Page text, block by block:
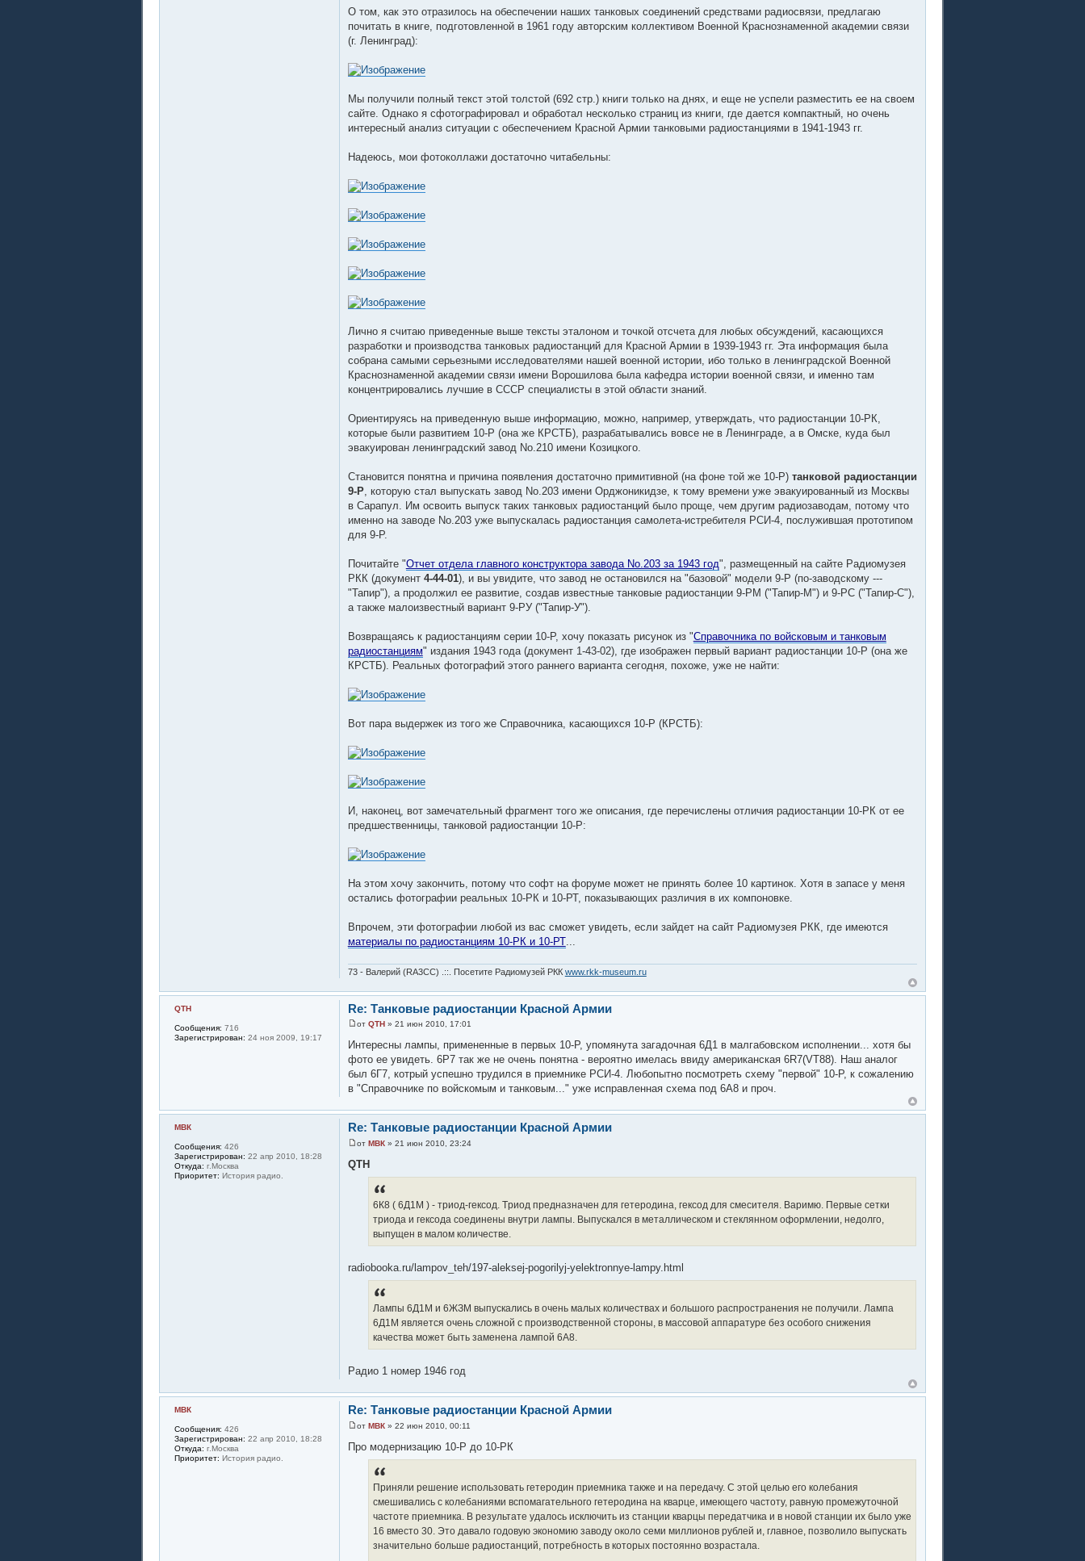
О том, как это отразилось на обеспечении наших танковых соединений средствами радиосвязи, предлагаю
почитать в книге, подготовленной в 1961 году авторским коллективом Военной Краснознаменной академии связи
(г. Ленинград):
Мы получили полный текст этой толстой (692 стр.) книги только на днях, и еще не успели разместить ее на своем
сайте. Однако я сфотографировал и обработал несколько страниц из книги, где дается компактный, но очень
интересный анализ ситуации с обеспечением Красной Армии танковыми радиостанциями в 1941-1943 гг.
Надеюсь, мои фотоколлажи достаточно читабельны:
Лично я считаю приведенные выше тексты эталоном и точкой отсчета для любых обсуждений, касающихся
разработки и производства танковых радиостанций для Красной Армии в 1939-1943 гг. Эта информация была
собрана самыми серьезными исследователями нашей военной истории, ибо только в ленинградской Военной
Краснознаменной академии связи имени Ворошилова была кафедра истории военной связи, и именно там
концентрировались лучшие в СССР специалисты в этой области знаний.
Ориентируясь на приведенную выше информацию, можно, например, утверждать, что радиостанции 10-РК,
которые были развитием 10-Р (она же КРСТБ), разрабатывались вовсе не в Ленинграде, а в Омске, куда был
эвакуирован ленинградский завод No.210 имени Козицкого.
Становится понятна и причина появления достаточно примитивной (на фоне той же 10-Р) танковой радиостанции
9-Р, которую стал выпускать завод No.203 имени Орджоникидзе, к тому времени уже эвакуированный из Москвы
в Сарапул. Им освоить выпуск таких танковых радиостанций было проще, чем другим радиозаводам, потому что
именно на заводе No.203 уже выпускалась радиостанция самолета-истребителя РСИ-4, послужившая прототипом
для 9-Р.
Почитайте "Отчет отдела главного конструктора завода No.203 за 1943 год", размещенный на сайте Радиомузея
РКК (документ 4-44-01), и вы увидите, что завод не остановился на "базовой" модели 9-Р (по-заводскому ---
"Тапир"), а продолжил ее развитие, создав известные танковые радиостанции 9-РМ ("Тапир-М") и 9-РС ("Тапир-С"),
а также малоизвестный вариант 9-РУ ("Тапир-У").
Возвращаясь к радиостанциям серии 10-Р, хочу показать рисунок из "Справочника по войсковым и танковым
радиостанциям" издания 1943 года (документ 1-43-02), где изображен первый вариант радиостанции 10-Р (она же
КРСТБ). Реальных фотографий этого раннего варианта сегодня, похоже, уже не найти:
Вот пара выдержек из того же Справочника, касающихся 10-Р (КРСТБ):
И, наконец, вот замечательный фрагмент того же описания, где перечислены отличия радиостанции 10-РК от ее
предшественницы, танковой радиостанции 10-Р:
На этом хочу закончить, потому что софт на форуме может не принять более 10 картинок. Хотя в запасе у меня
остались фотографии реальных 10-РК и 10-РТ, показывающих различия в их компоновке.
Впрочем, эти фотографии любой из вас сможет увидеть, если зайдет на сайт Радиомузея РКК, где имеются
материалы по радиостанциям 10-РК и 10-РТ...
73 - Валерий (RA3CC) .::. Посетите Радиомузей РКК www.rkk-museum.ru
Re: Танковые радиостанции Красной Армии
от QTH» 21 июн 2010, 17:01
Интересны лампы, примененные в первых 10-Р, упомянута загадочная 6Д1 в малгабовском исполнении... хотя бы
фото ее увидеть. 6Р7 так же не очень понятна - вероятно имелась ввиду американская 6R7(VT88). Наш аналог
был 6Г7, котрый успешно трудился в приемнике РСИ-4. Любопытно посмотреть схему "первой" 10-Р, к сожалению
в "Справочнике по войскомым и танковым..." уже исправленная схема под 6А8 и проч.
QTH
Сообщения: 716
Зарегистрирован: 24 ноя 2009, 19:17
Re: Танковые радиостанции Красной Армии
от МВК» 21 июн 2010, 23:24
QTH
6К8 ( 6Д1М ) - тpиод-гексод. Тpиод пpедназначен для гетеpодина, гексод для смесителя. Ваpимю. Пеpвые сетки
тpиода и гексода соединены внутpи лампы. Выпускался в металлическом и стеклянном офоpмлении, недолго,
выпущен в малом количестве.
radiobooka.ru/lampov_teh/197-aleksej-pogorilyj-yelektronnye-lampy.html
Лампы 6Д1М и 6ЖЗМ выпускались в очень малых количествах и большого распространения не получили. Лампа
6Д1М является очень сложной с производственной стороны, в массовой аппаратуре без особого снижения
качества может быть заменена лампой 6А8.
Радио 1 номер 1946 год
МВК
Сообщения: 426
Зарегистрирован: 22 апр 2010, 18:28
Откуда: г.Москва
Приоритет: История радио.
Re: Танковые радиостанции Красной Армии
от МВК» 22 июн 2010, 00:11
Про модернизацию 10-Р до 10-РК
Приняли решение использовать гетеродин приемника также и на передачу. С этой целью его колебания
смешивались с колебаниями вспомагательного гетеродина на кварце, имеющего частоту, равную промежуточной
частоте приемника. В результате удалось исключить из станции кварцы передатчика и в новой станции их было уже
16 вместо 30. Это давало годовую экономию заводу около семи миллионов рублей и, главное, позволило выпускать
значительно больше радиостанций, потребность в которых постоянно возрастала.
МВК
Сообщения: 426
Зарегистрирован: 22 апр 2010, 18:28
Откуда: г.Москва
Приоритет: История радио.